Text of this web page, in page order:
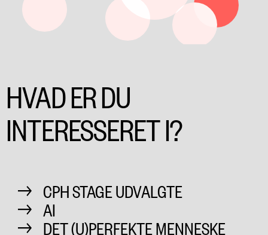
HVAD ER DU
INTERESSERET I?
CPH STAGE UDVALGTE
AI
DET (U)PERFEKTE MENNESKE